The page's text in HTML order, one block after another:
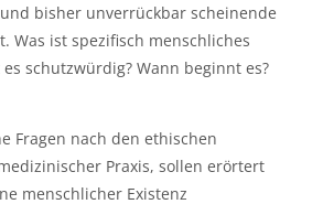
bisher unverrückbar scheinende
Was ist spezifisch menschliches
schutzwürdig? Wann beginnt es?
Fragen nach den ethischen
Praxis, sollen erörtert
menschlicher Existenz